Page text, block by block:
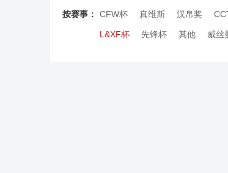
按赛事： CFW杯 真维斯 汉帛奖
L&XF杯 先锋杯 其他 威丝